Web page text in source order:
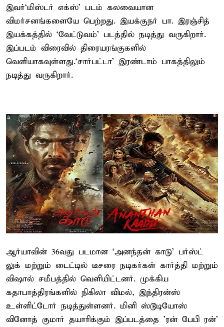
இவர்‘மிஸ்டர் எக்ஸ்’ படம் கலவையான
விமர்சனங்களையே பெற்றது. இயக்குநர் பா. இரஞ்சித்
இயக்கத்தில் ‘வேட்டுவம்’ படத்தில் நடித்து வருகிறார்.
இப்படம் விரைவில் திரையரங்குகளில்
வெளியாகவுள்ளது.‘சார்பட்டா’ இரண்டாம் பாகத்திலும்
நடித்து வருகிறார்.
ஆர்யாவின் 36வது படமான ‘அனந்தன் காடு’ பர்ஸ்ட்
லுக் மற்றும் டைட்டில் டீசரை நடிகர்கள் கார்த்தி மற்றும்
விஷால் சமீபத்தில் வெளியிட்டனர். முக்கிய
கதாபாத்திரங்களில் நிகிலா விமல், இந்திரன்ஸ்
உள்ளிட்டோர் நடித்துள்ளனர். மினி ஸ்டூடியோஸ்
வினோத் குமார் தயாரிக்கும் இப்படத்தை 'ரன் பேபி ரன்'